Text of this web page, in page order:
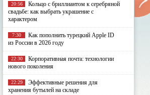
20:56
Кольцо с бриллиантом к серебряной
свадьбе: как выбрать украшение с
характером
7:30
Как пополнить турецкий Apple ID
из России в 2026 году
22:30
Корпоративная почта: технологии
нового поколения
22:29
Эффективные решения для
хранения бутылей на складе